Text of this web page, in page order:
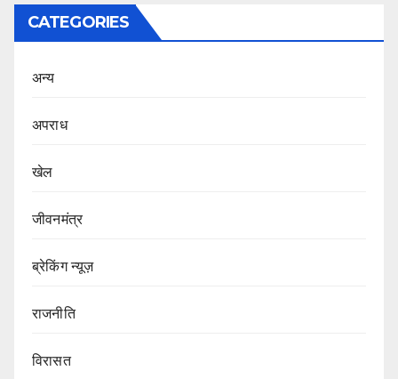
CATEGORIES
अन्य
अपराध
खेल
जीवनमंत्र
ब्रेकिंग न्यूज़
राजनीति
‍‍विरासत